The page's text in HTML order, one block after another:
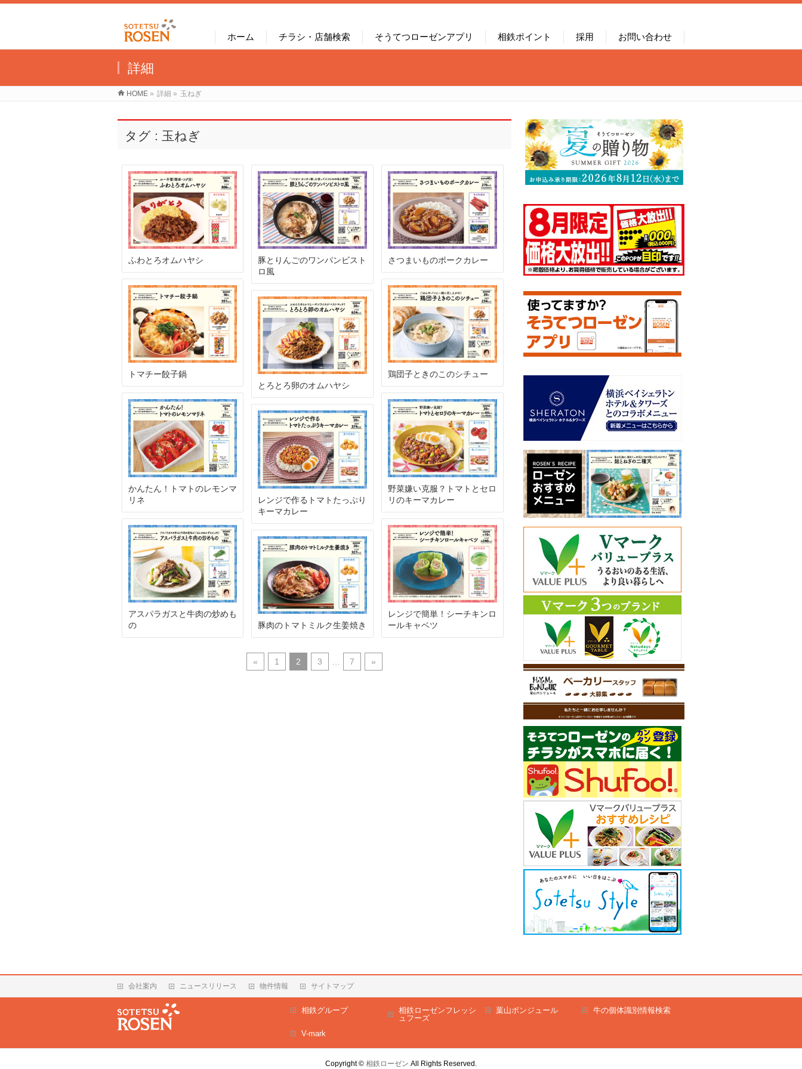
ホーム チラシ・店舗検索 そうてつローゼンアプリ 相鉄ポイント 採用 お問い合わせ
詳細
HOME » 詳細 » 玉ねぎ
タグ : 玉ねぎ
ふわとろオムハヤシ
豚とりんごのワンパンビスト
ロ風
さつまいものポークカレー
トマチー餃子鍋
鶏団子ときのこのシチュー
とろとろ卵のオムハヤシ
かんたん！トマトのレモンマ
リネ
野菜嫌い克服？トマトとセロ
リのキーマカレー
レンジで作るトマトたっぷり
キーマカレー
アスパラガスと牛肉の炒めも
の
レンジで簡単！シーチキンロ
ールキャベツ
豚肉のトマトミルク生姜焼き
« 1 2 3 7 »
会社案内 ニュースリリース 物件情報 サイトマップ
相鉄グループ
相鉄ローゼンフレッシ
ュフーズ
葉山ボンジュール 牛の個体識別情報検索
V-mark
Copyright © 相鉄ローゼン All Rights Reserved.